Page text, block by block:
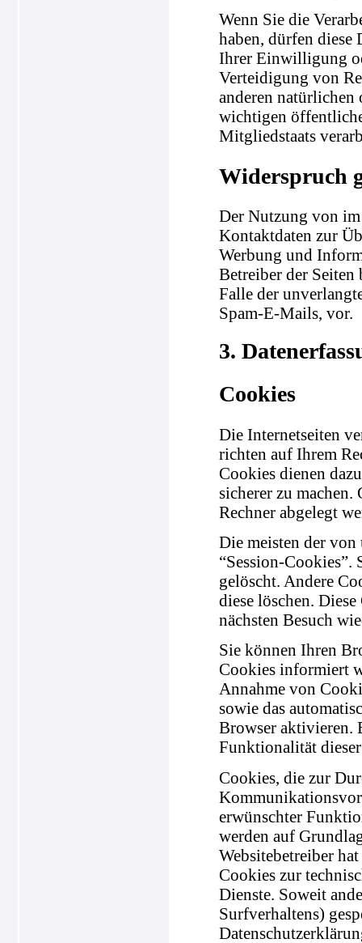
Wenn Sie die
haben, dürfen diese
Ihrer Einwilligung
Verteidigung von
anderen natürlichen
wichtigen
Mitgliedstaats
Widerspruch
Der Nutzung von
Kontaktdaten zur
Werbung und
Betreiber der
Falle der
Spam-E-Mails, vor.
3.
Cookies
Die Internetseiten
richten auf Ihrem
Cookies dienen
sicherer zu
Rechner abgelegt
Die meisten der von
“Session-Cookies”.
gelöscht. Andere
diese löschen.
nächsten Besuch
Sie können Ihren
Cookies informiert
Annahme von
sowie das
Browser aktivieren.
Funktionalität
Cookies, die zur
erwünschter
werden auf
Websitebetreiber
Cookies zur
Dienste. Soweit
Surfverhaltens)